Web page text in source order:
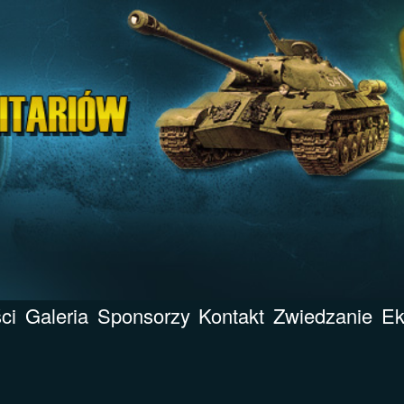
Galeria Sponsorzy Kontakt Zwiedzanie